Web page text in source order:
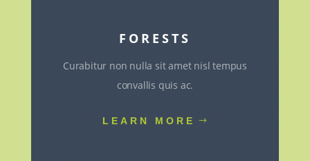
FORESTS
Curabitur non nulla sit amet nisl tempus
convallis quis ac.
LEARN MORE